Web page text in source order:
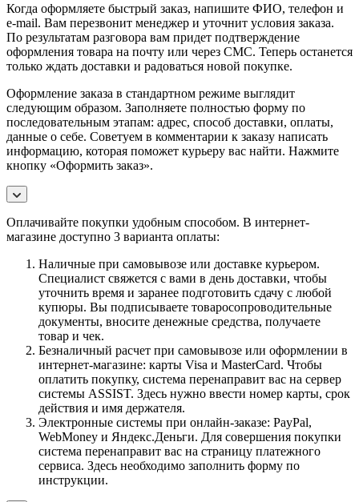
Когда оформляете быстрый заказ, напишите ФИО, телефон и
e-mail. Вам перезвонит менеджер и уточнит условия заказа.
По результатам разговора вам придет подтверждение
оформления товара на почту или через СМС. Теперь останется
только ждать доставки и радоваться новой покупке.
Оформление заказа в стандартном режиме выглядит
следующим образом. Заполняете полностью форму по
последовательным этапам: адрес, способ доставки, оплаты,
данные о себе. Советуем в комментарии к заказу написать
информацию, которая поможет курьеру вас найти. Нажмите
кнопку «Оформить заказ».
Оплачивайте покупки удобным способом. В интернет-
магазине доступно 3 варианта оплаты:
Наличные при самовывозе или доставке курьером.
Специалист свяжется с вами в день доставки, чтобы
уточнить время и заранее подготовить сдачу с любой
купюры. Вы подписываете товаросопроводительные
документы, вносите денежные средства, получаете
товар и чек.
Безналичный расчет при самовывозе или оформлении в
интернет-магазине: карты Visa и MasterCard. Чтобы
оплатить покупку, система перенаправит вас на сервер
системы ASSIST. Здесь нужно ввести номер карты, срок
действия и имя держателя.
Электронные системы при онлайн-заказе: PayPal,
WebMoney и Яндекс.Деньги. Для совершения покупки
система перенаправит вас на страницу платежного
сервиса. Здесь необходимо заполнить форму по
инструкции.